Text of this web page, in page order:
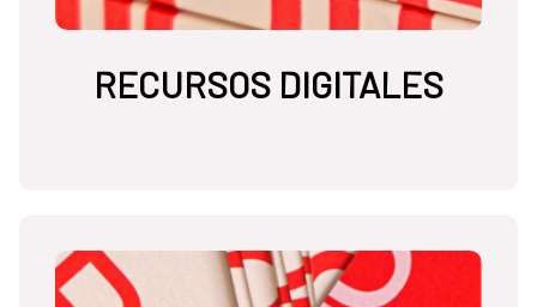
RECURSOS DIGITALES